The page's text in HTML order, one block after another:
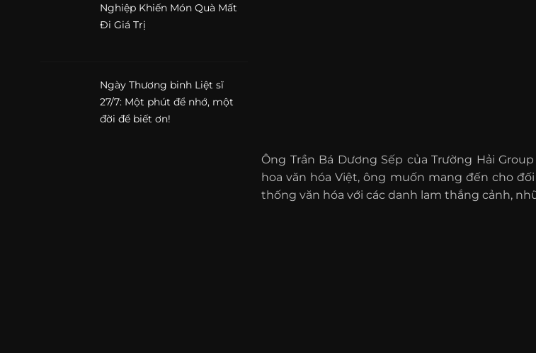
Nghiệp Khiến Món Quà Mất
Đi Giá Trị
Ngày Thương binh Liệt sĩ
27/7: Một phút để nhớ, một
đời để biết ơn!
Ông Trần Bá Dương Sếp của Trường Hải
hoa văn hóa Việt, ông muốn mang đến cho
thống văn hóa với các danh lam thắng cảnh,